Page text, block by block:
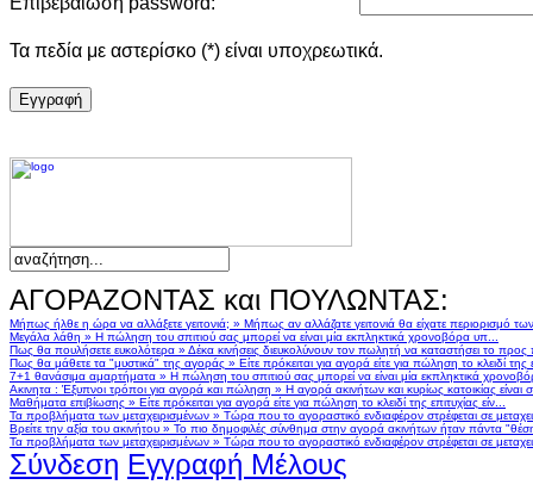
Τα πεδία με αστερίσκο (*) είναι υποχρεωτικά.
Eγγραφή
ΑΓΟΡΑΖΟΝΤΑΣ και ΠΟΥΛΩΝΤΑΣ:
Μήπως ήλθε η ώρα να αλλάξετε γειτονιά; » Μήπως αν αλλάζατε γειτονιά θα είχατε περιορισμό
Μεγάλα λάθη » Η πώληση του σπιτιού σας μπορεί να είναι μία εκπληκτικά χρονοβόρα υπ...
Πως θα πουλήσετε ευκολότερα » Δέκα κινήσεις διευκολύνουν τον πωλητή να καταστήσει το
Πως θα μάθετε τα "μυστικά" της αγοράς » Είτε πρόκειται για αγορά είτε για πώληση το κλειδί της
7+1 θανάσιμα αμαρτήματα » Η πώληση του σπιτιού σας μπορεί να είναι μία εκπληκτικά
Ακινητα : Έξυπνοι τρόποι για αγορά και πώληση » Η αγορά ακινήτων και κυρίως κατοικίας
Μαθήματα επιβίωσης » Είτε πρόκειται για αγορά είτε για πώληση το κλειδί της επιτυχίας είν...
Τα προβλήματα των μεταχειρισμένων » Τώρα που το αγοραστικό ενδιαφέρον στρέφεται σε
Βρείτε την αξία του ακινήτου » Το πιο δημοφιλές σύνθημα στην αγορά ακινήτων ήταν πάντα
Τα προβλήματα των μεταχειρισμένων » Τώρα που το αγοραστικό ενδιαφέρον στρέφεται σε
Σύνδεση Εγγραφή Μέλους